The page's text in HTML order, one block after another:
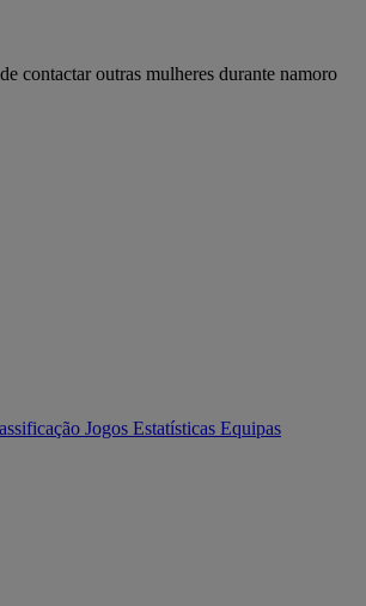
contactar outras mulheres durante namoro
Jogos Estatísticas Equipas